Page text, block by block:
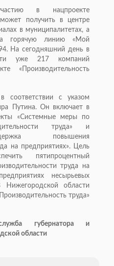
в нацпроекте
получить в центре
в муниципалитетах, а
горячую линию «Мой
На сегодняшний день в
уже 217 компаний
«Производительность
соответствии с указом
Путина. Он включает в
«Системные меры по
труда» и
повышения
на предприятиях». Цель
пятипроцентный
труда на
несырьевых
Нижегородской области
труда»
губернатора и
области